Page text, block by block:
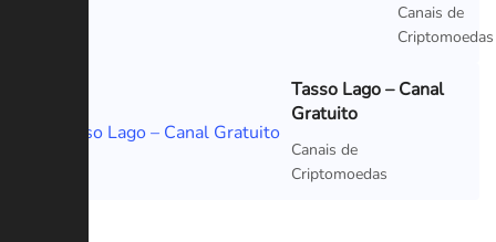
Canais de
Criptomoedas
Tasso Lago – Canal
Gratuito
Canais de
Criptomoedas